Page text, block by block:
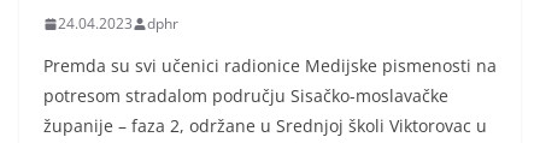
24.04.2023 dphr
Premda su svi učenici radionice Medijske pismenosti na
potresom stradalom području Sisačko-moslavačke
županije – faza 2, održane u Srednjoj školi Viktorovac u